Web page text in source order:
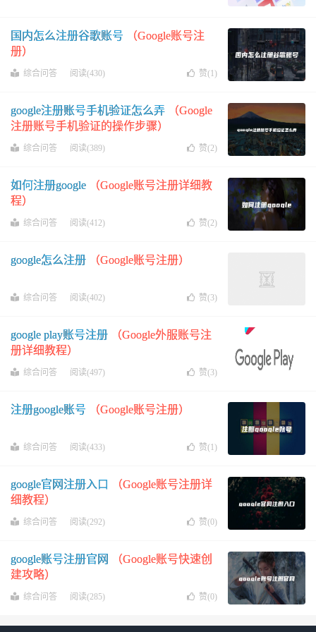
国内怎么注册谷歌账号
（Google账号注
册）
综合问答 阅读(430) 赞(1)
google注册账号手机验证怎么弄
（Google
注册账号手机验证的操作步骤）
综合问答 阅读(389) 赞(2)
如何注册google
（Google账号注册详细教
程）
综合问答 阅读(412) 赞(2)
google怎么注册 （Google账号注册）
综合问答 阅读(402) 赞(3)
google play账号注册
（Google外服账号注
册详细教程）
综合问答 阅读(497) 赞(3)
注册google账号 （Google账号注册）
综合问答 阅读(433) 赞(1)
google官网注册入口
（Google账号注册详
细教程）
综合问答 阅读(292) 赞(0)
google账号注册官网
（Google账号快速创
建攻略）
综合问答 阅读(285) 赞(0)